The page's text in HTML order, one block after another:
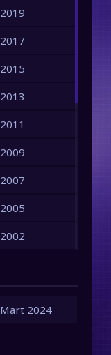
2019
2017
2015
2013
2011
2009
2007
2005
2002
Mart 2024